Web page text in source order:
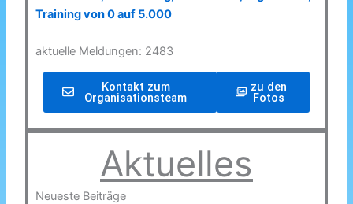
Training von 0 auf 5.000
aktuelle Meldungen: 2483
Kontakt zum
Organisationsteam
zu den
Fotos
Aktuelles
Neueste Beiträge